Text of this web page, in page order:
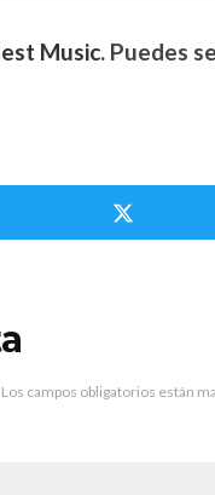
Music. Puedes
Los campos obligatorios están